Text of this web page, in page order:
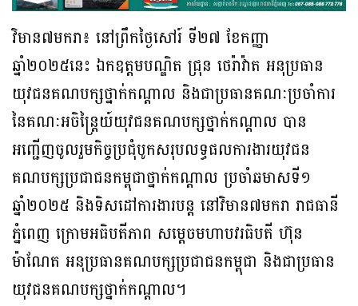
វិមាន៧មករា៖ នៅព្រឹកថ្ងៃសៅរ៍ ទី២៧ ខែកញ្ញា
ឆ្នាំ២០២៥នេះ ឯកឧត្តមបណ្ឌិត ជ្រុន ថេរ៉ាវ៉ាត អនុប្រធាន
យុវជនគណបក្សថ្នាក់កណ្តាល និងជាប្រធានគណៈប្រចាំការ
នៃគណៈអចិន្ត្រៃយ៍យុវជនគណបក្សថ្នាក់កណ្ដាល បាន
អញ្ជើញចូលរួមកិច្ចប្រជុំបូកសរុបលទ្ធផលការងារយុវជន
គណបក្សប្រជាជនកម្ពុជាថ្នាក់កណ្តាល ប្រចាំឆមាសទី១
ឆ្នាំ២០២៥ និងទិសដៅការងារបន្ត នៅវិមាន៧មករា រាជធានី
ភ្នំពេញ ក្រោមអធិបតីភាព សម្តេចមហាបវរធិបតី ហ៊ុន
ម៉ាណែត អនុប្រធានគណបក្សប្រជាជនកម្ពុជា និងជាប្រធាន
យុវជនគណបក្សថ្នាក់កណ្តាល។